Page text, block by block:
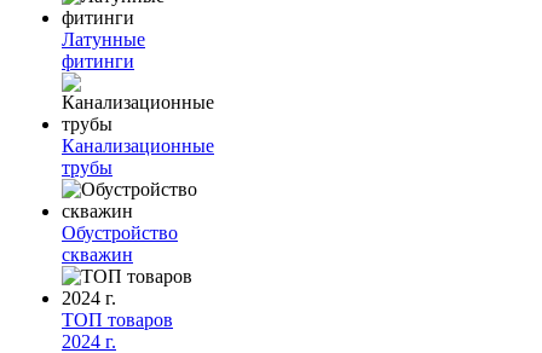
Латунные
фитинги
Канализационные
трубы
Обустройство
скважин
ТОП товаров
2024 г.